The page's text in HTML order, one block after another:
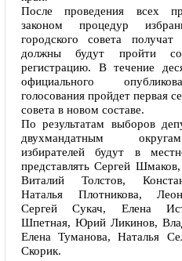
После проведения всех
законом процедур
городского совета
должны будут пройти
регистрацию. В течение
официального
голосования пройдет первая
совета в новом составе.
По результатам выборов
двухмандатным
избирателей будут в
представлять Сергей
Виталий Толстов,
Наталья Плотникова,
Сергей Сукач, Елена
Шпетная, Юрий Ликинов,
Елена Туманова, Наталья
Скорик.